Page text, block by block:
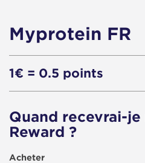
Myprotein FR
1€ = 0.5 points
Quand recevrai-
Reward ?
Acheter